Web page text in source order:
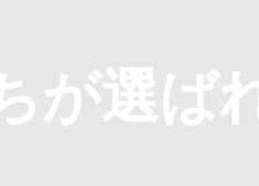
が選ば